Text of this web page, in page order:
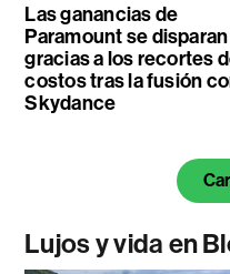
Las ganancias de
Paramount se disparan
gracias a los recortes
costos tras la fusión
Skydance
Lujos y vida en